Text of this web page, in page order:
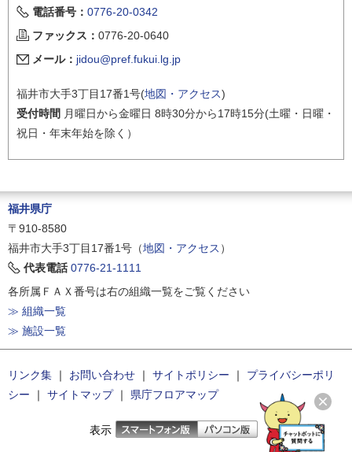
電話番号： 0776-20-0342
ファックス： 0776-20-0640
メール： jidou@pref.fukui.lg.jp
福井市大手3丁目17番1号(地図・アクセス)
受付時間 月曜日から金曜日 8時30分から17時15分(土曜・日曜・
祝日・年末年始を除く）
福井県庁
〒910-8580
福井市大手3丁目17番1号（地図・アクセス ）
代表電話 0776-21-1111
各所属ＦＡＸ番号は右の組織一覧をご覧ください
≫ 組織一覧
≫ 施設一覧
リンク集 ｜ お問い合わせ ｜ サイトポリシー ｜
プライバシーポリ
シー ｜ サイトマップ｜ 県庁フロアマップ
表示